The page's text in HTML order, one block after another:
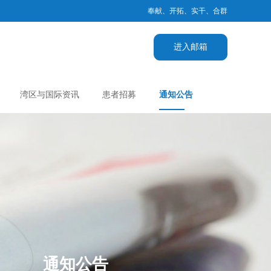
奉献、开拓、实干、合群
进入邮箱
湾区与国际资讯 患者招募 通知公告
通知公告